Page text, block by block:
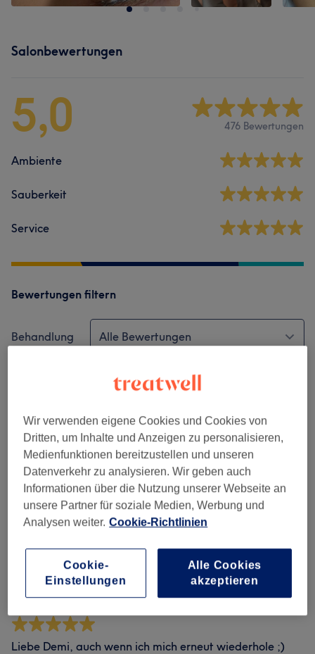
Salonbewertungen
5,0 476 Bewertungen
Ambiente
Sauberkeit
Service
Bewertungen filtern
Behandlung Alle Bewertungen
Nach Sternen filtern
Verifizierte Bewertungen
Geschrieben von unseren Kunden, damit du weißt, was
dich in jedem Salon erwartet.
Demi ist Profi und berät umfassend. Sie arbeitet zügig
und immer freundlich. Ich komme wieder!
Behandelt von Demi Laser-Haarentfernung
Dörte•vor etwa 1 Monat Verifizierte Bewertung
Liebe Demi, auch wenn ich mich erneut wiederhole ;)
Wir verwenden eigene Cookies und Cookies von
Dritten, um Inhalte und Anzeigen zu personalisieren,
Medienfunktionen bereitzustellen und unseren
Datenverkehr zu analysieren. Wir geben auch
Informationen über die Nutzung unserer Webseite an
unsere Partner für soziale Medien, Werbung und
Analysen weiter. Cookie-Richtlinien
Cookie-
Einstellungen
Alle Cookies
akzeptieren